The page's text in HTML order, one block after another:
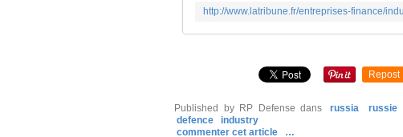
Repost
Published by RP Defense dans russia russie
defence
industry
commenter cet article
…